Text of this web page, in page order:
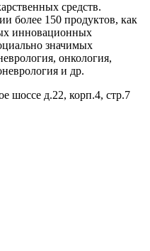
средств.
более 150 продуктов, как
инновационных
значимых
онкология,
и др.
шоссе д.22, корп.4, стр.7